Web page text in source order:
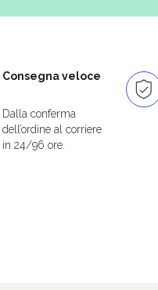
Consegna veloce
Dalla conferma
dell’ordine al corriere
in 24/96 ore.